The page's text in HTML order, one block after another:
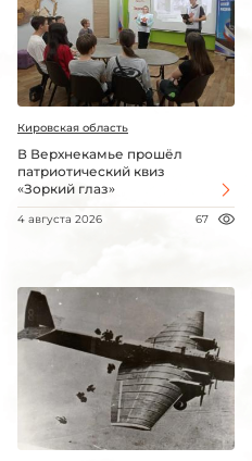
Кировская область
В Верхнекамье прошёл
патриотический квиз
«Зоркий глаз»
4 августа 2026 67